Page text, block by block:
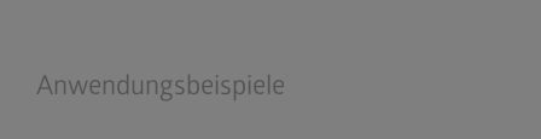
Anwendungsbeispiele